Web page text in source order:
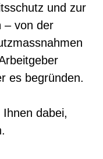
und zur
– von der
es begründen.
dabei,